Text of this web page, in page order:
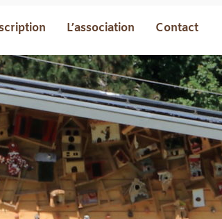
L’association Contact